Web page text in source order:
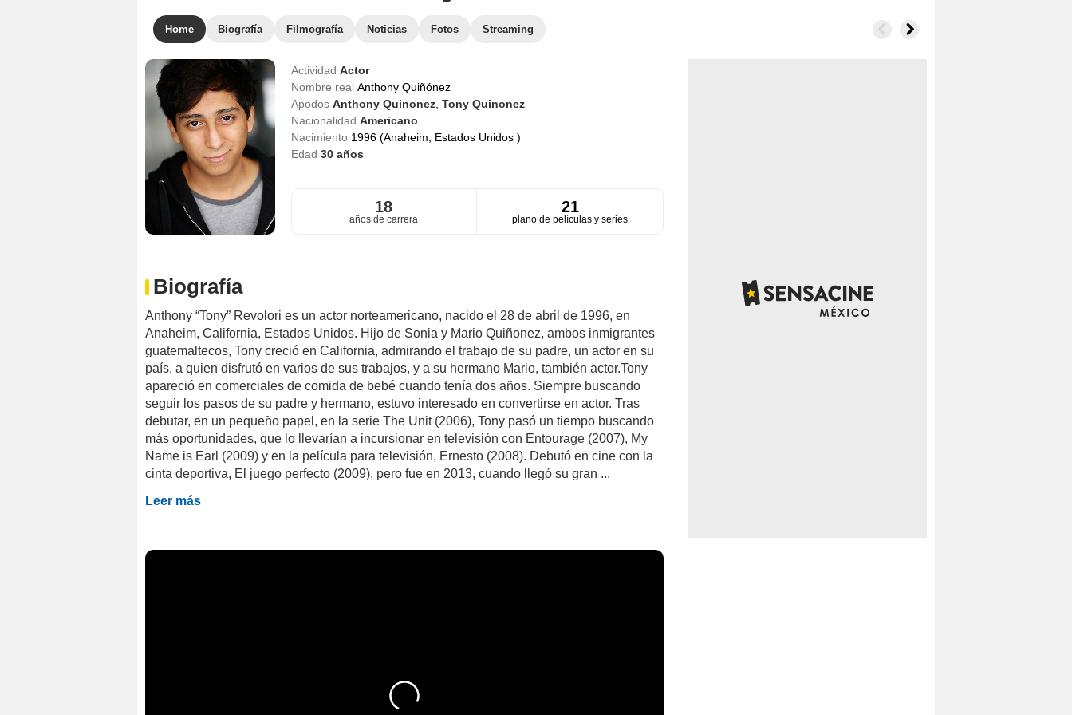
Home Biografía Filmografía Noticias Fotos Streaming
Actividad Actor
Nombre real Anthony Quiñónez
Apodos Anthony Quinonez, Tony Quinonez
Nacionalidad Americano
Nacimiento 1996 (Anaheim, Estados Unidos )
Edad 30años
18
años de carrera
21
plano de películas y series
Biografía
Anthony “Tony” Revolori es un actor norteamericano, nacido el 28 de abril de 1996, en
Anaheim, California, Estados Unidos. Hijo de Sonia y Mario Quiñonez, ambos inmigrantes
guatemaltecos, Tony creció en California, admirando el trabajo de su padre, un actor en su
país, a quien disfrutó en varios de sus trabajos, y a su hermano Mario, también actor.Tony
apareció en comerciales de comida de bebé cuando tenía dos años. Siempre buscando
seguir los pasos de su padre y hermano, estuvo interesado en convertirse en actor. Tras
debutar, en un pequeño papel, en la serie The Unit (2006), Tony pasó un tiempo buscando
más oportunidades, que lo llevarían a incursionar en televisión con Entourage (2007), My
Name is Earl (2009) y en la película para televisión, Ernesto (2008). Debutó en cine con la
cinta deportiva, El juego perfecto (2009), pero fue en 2013, cuando llegó su gran ...
Leer más